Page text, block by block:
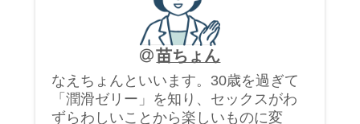
苗ちょん
なえちょんといいます。30歳を過ぎて
「潤滑ゼリー」を知り、セックスがわ
ずらわしいことから楽しいものに変